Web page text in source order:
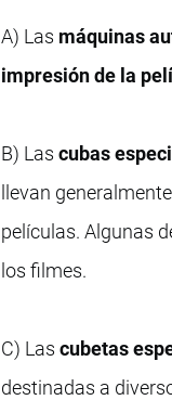
A) Las máquinas
impresión de la
B) Lascubas
llevan
películas. Algunas
los filmes.
C) Lascubetas
destinadas a